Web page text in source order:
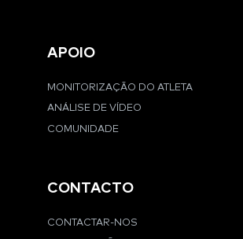
APOIO
MONITORIZAÇÃO DO ATLETA
ANÁLISE DE VÍDEO
COMUNIDADE
CONTACTO
CONTACTAR-NOS